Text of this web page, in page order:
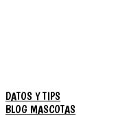
DATOS Y TIPS
BLOG MASCOTAS